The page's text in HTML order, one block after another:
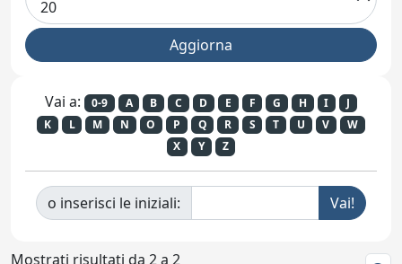
Vai a: 0-9 A B C D E F G H I
J
K
L M N O P Q R S T U V
W
X
Y Z
o inserisci le iniziali:
Mostrati risultati da 2 a 2